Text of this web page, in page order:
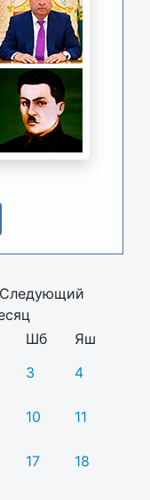
Шб
Яш
3 4
10 11
17 18